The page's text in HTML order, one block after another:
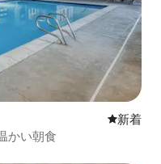
新しい宿
新着
かい朝食